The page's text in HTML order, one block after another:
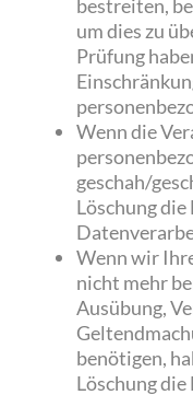
bestreiten,
um dies zu
Prüfung
Wenn die
geschah/
Löschung
Wenn wir
nicht mehr
Ausübung,
benötigen,
Löschung